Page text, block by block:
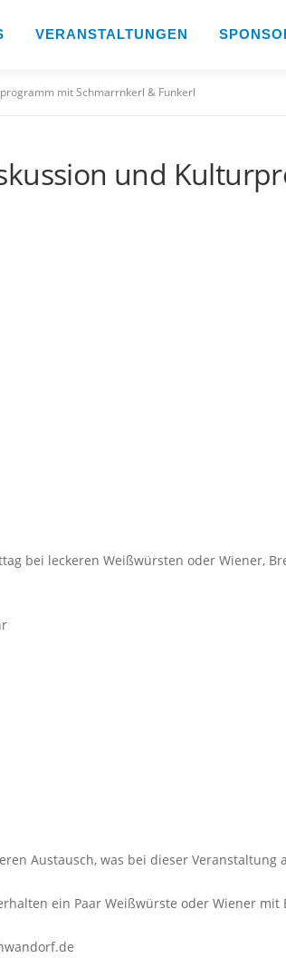
VERANSTALTUNGEN
mit Schmarrnkerl & Funkerl
und
bei leckeren Weißwürsten oder Wiener,
Austausch, was bei dieser
ein Paar Weißwürste oder Wiener